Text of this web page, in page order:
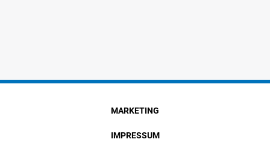
MARKETING
IMPRESSUM